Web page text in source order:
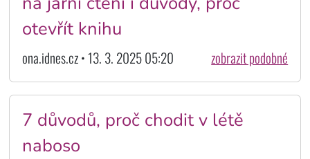
otevřít knihu
ona.idnes.cz • 13. 3. 2025 05:20 zobrazit podobné
7 důvodů, proč chodit v létě
naboso